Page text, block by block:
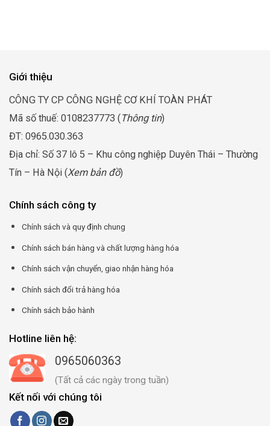
Giới thiệu
CÔNG TY CP CÔNG NGHỆ CƠ KHÍ TOÀN PHÁT
Mã số thuế: 0108237773 (Thông tin)
ĐT: 0965.030.363
Địa chỉ: Số 37 lô 5 – Khu công nghiệp Duyên Thái – Thường
Tín – Hà Nội (Xem bản đồ)
Chính sách công ty
Chính sách và quy định chung
Chính sách bán hàng và chất lượng hàng hóa
Chính sách vận chuyển, giao nhận hàng hóa
Chính sách đổi trả hàng hóa
Chính sách bảo hành
Hotline liên hệ:
0965060363
(Tất cả các ngày trong tuần)
Kết nối với chúng tôi